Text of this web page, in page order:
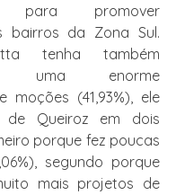
para promover
bairros da Zona Sul.
tenha também
uma enorme
moções (41,93%), ele
de Queiroz em dois
porque fez poucas
segundo porque
mais projetos de